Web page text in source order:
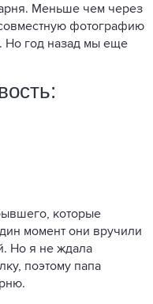
Меньше чем через
фотографию
Но год назад мы еще
которые
момент они вручили
Но я не ждала
поэтому папа